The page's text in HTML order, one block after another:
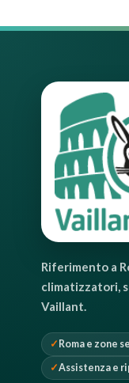
Riferimento a
climatizzatori,
Vaillant.
Roma e zone
Assistenza e